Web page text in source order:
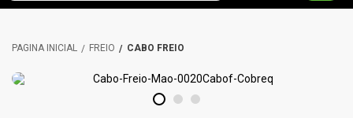
FREIO CABO FREIO
1 2 3